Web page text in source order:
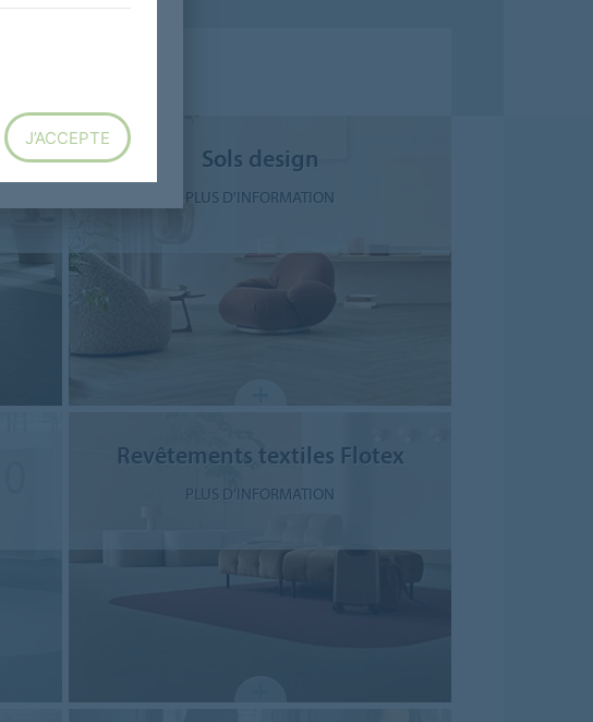
Sols design
PLUS D'INFORMATION
Revêtements textiles Flotex
PLUS D'INFORMATION
J’ACCEPTE